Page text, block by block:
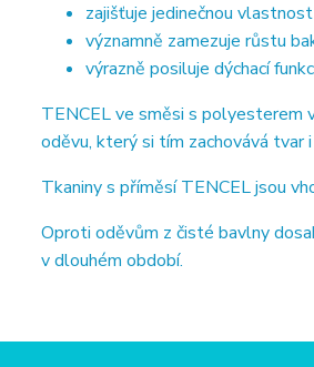
zajišťuje jedinečnou
významně zamezuje růstu
výrazně posiluje dýchací
TENCEL ve směsi s polyesterem
oděvu, který si tím zachovává tvar i
Tkaniny s příměsí TENCEL jsou
Oproti oděvům z čisté bavlny
v dlouhém období.